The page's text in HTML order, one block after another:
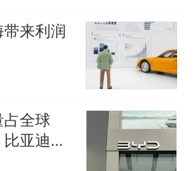
来利润
全球
亚迪
列第